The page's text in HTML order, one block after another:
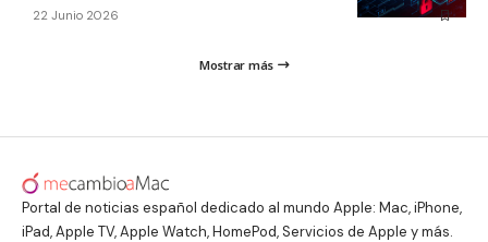
22 Junio 2026
Mostrar más
Portal de noticias español dedicado al mundo Apple: Mac, iPhone,
iPad, Apple TV, Apple Watch, HomePod, Servicios de Apple y más.